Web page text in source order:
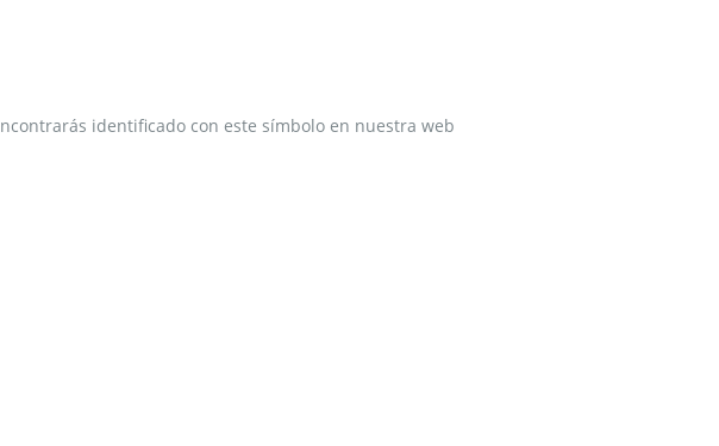
identificado con este símbolo en nuestra web